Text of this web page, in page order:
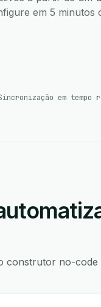
em 5 minutos
em tempo
construtor no-code